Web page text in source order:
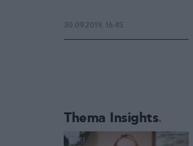
30.09.2019, 16:45
Thema Insights